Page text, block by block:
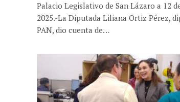
Palacio Legislativo de San Lázaro a 12
2025.-La Diputada Liliana Ortiz Pérez,
PAN, dio cuenta de…